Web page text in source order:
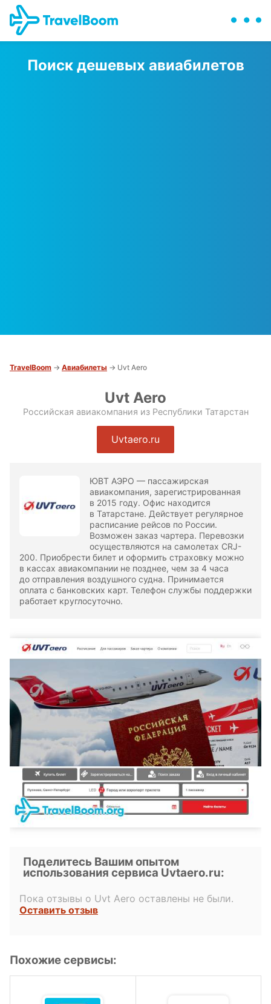
Поиск дешевых авиабилетов
TravelBoom → Авиабилеты → Uvt Aero
Uvt Aero
Российская авиакомпания из Республики Татарстан
Uvtaero.ru
ЮВТ АЭРО — пассажирская
авиакомпания, зарегистрированная
в 2015 году. Офис находится
в Татарстане. Действует регулярное
расписание рейсов по России.
Возможен заказ чартера. Перевозки
осуществляются на самолетах CRJ-
200. Приобрести билет и оформить страховку можно
в кассах авиакомпании не позднее, чем за 4 часа
до отправления воздушного судна. Принимается
оплата с банковских карт. Телефон службы поддержки
работает круглосуточно.
Поделитесь Вашим опытом
использования сервиса Uvtaero.ru:
Пока отзывы о Uvt Aero оставлены не были.
Оставить отзыв
Похожие сервисы: